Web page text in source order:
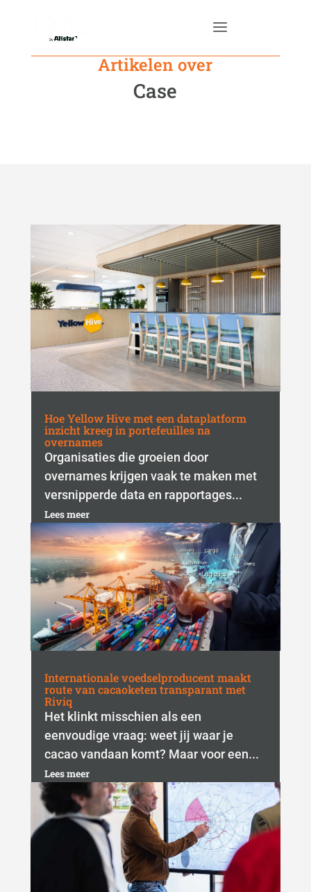
Artikelen over
Case
Hoe Yellow Hive met een dataplatform
inzicht kreeg in portefeuilles na
overnames
Organisaties die groeien door
overnames krijgen vaak te maken met
versnipperde data en rapportages...
Lees meer
Internationale voedselproducent maakt
route van cacaoketen transparant met
Riviq
Het klinkt misschien als een
eenvoudige vraag: weet jij waar je
cacao vandaan komt? Maar voor een...
Lees meer